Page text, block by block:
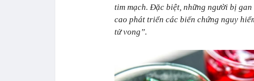
tim mạch. Đặc biệt, những người bị
cao phát triển các biến chứng nguy
tử vong”.